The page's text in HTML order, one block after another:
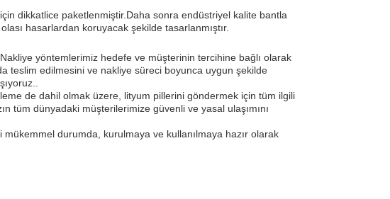
dikkatlice paketlenmiştir.Daha sonra endüstriyel kalite bantla
hasarlardan koruyacak şekilde tasarlanmıştır.
yöntemlerimiz hedefe ve müşterinin tercihine bağlı olarak
teslim edilmesini ve nakliye süreci boyunca uygun şekilde
de dahil olmak üzere, lityum pillerini göndermek için tüm ilgili
tüm dünyadaki müşterilerimize güvenli ve yasal ulaşımını
durumda, kurulmaya ve kullanılmaya hazır olarak